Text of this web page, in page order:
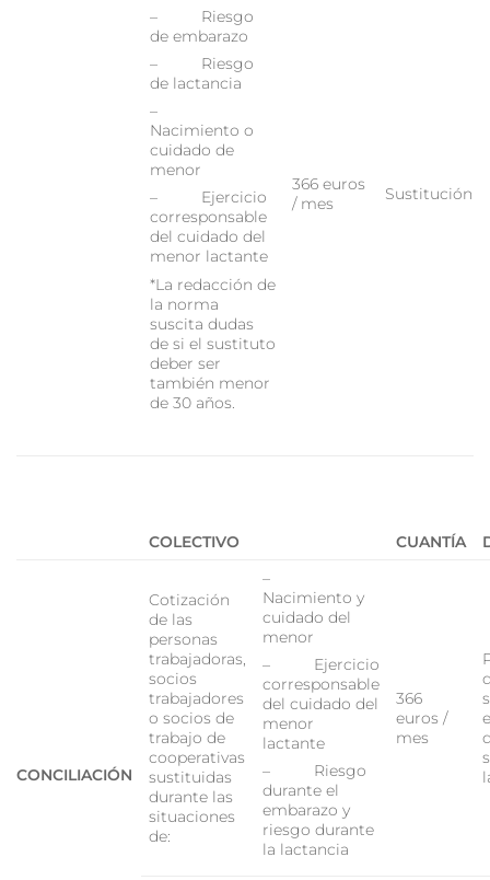
– Riesgo
de embarazo
– Riesgo
de lactancia
–
Nacimiento o
cuidado de
menor
– Ejercicio
corresponsable
del cuidado del
menor lactante
*La redacción de
la norma
suscita dudas
de si el sustituto
deber ser
también menor
de 30 años.
366 euros
/ mes
Sustitución
COLECTIVO CUANTÍA
CONCILIACIÓN
Cotización
de las
personas
trabajadoras,
socios
trabajadores
o socios de
trabajo de
cooperativas
sustituidas
durante las
situaciones
de:
–
Nacimiento y
cuidado del
menor
– Ejercicio
corresponsable
del cuidado del
menor
lactante
– Riesgo
durante el
embarazo y
riesgo durante
la lactancia
366
euros /
mes